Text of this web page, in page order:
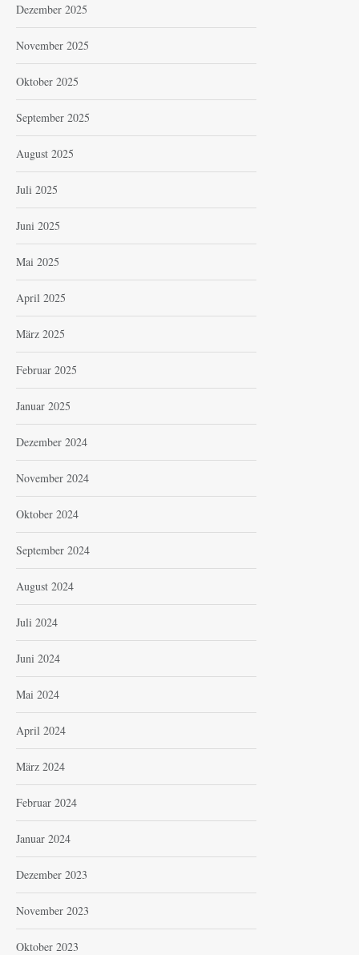
Dezember 2025
November 2025
Oktober 2025
September 2025
August 2025
Juli 2025
Juni 2025
Mai 2025
April 2025
März 2025
Februar 2025
Januar 2025
Dezember 2024
November 2024
Oktober 2024
September 2024
August 2024
Juli 2024
Juni 2024
Mai 2024
April 2024
März 2024
Februar 2024
Januar 2024
Dezember 2023
November 2023
Oktober 2023